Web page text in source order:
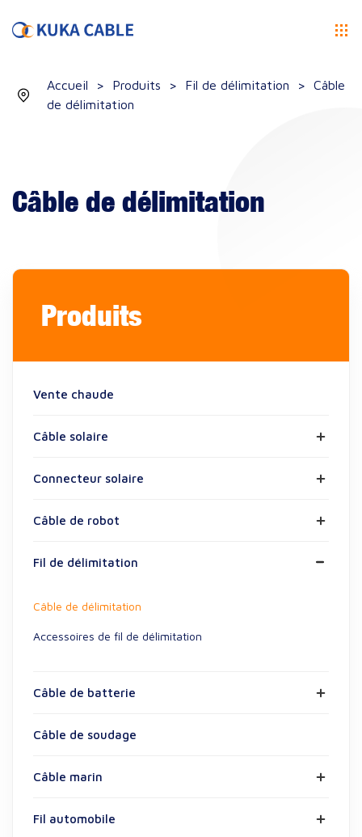
Accueil > Produits > Fil de délimitation > Câble
de délimitation
Câble de délimitation
Produits
Vente chaude
Câble solaire
Connecteur solaire
Câble de robot
Fil de délimitation
Câble de délimitation
Accessoires de fil de délimitation
Câble de batterie
Câble de soudage
Câble marin
Fil automobile